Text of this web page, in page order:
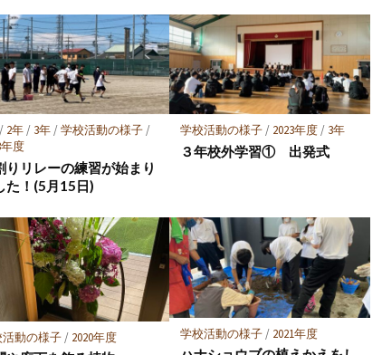
/ 2年/ 3年/学校活動の様子/
年度
りリレーの練習が始まり
た！(5月15日)
学校活動の様子/ 2023年度/ 3年
３年校外学習① 出発式
活動の様子/ 2020年度 学校活動の様子/ 2021年度